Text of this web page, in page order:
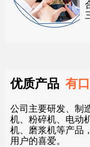
优质产品 有
公司主要研发、制
机、粉碎机、电动
机、磨浆机等产品
用户的喜爱。